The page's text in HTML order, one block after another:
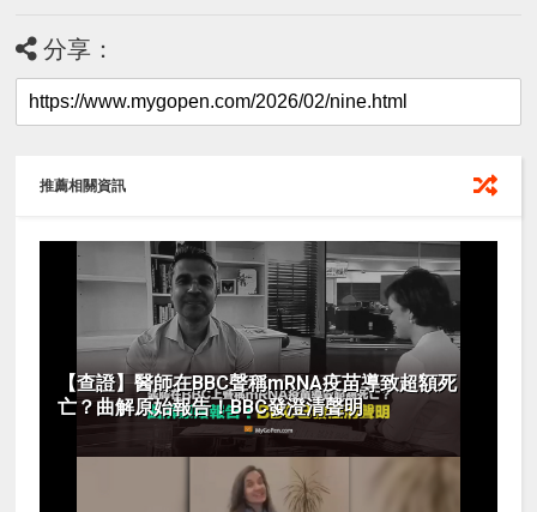
分享：
推薦相關資訊
【查證】醫師在BBC聲稱mRNA疫苗導致超額死
亡？曲解原始報告！BBC發澄清聲明